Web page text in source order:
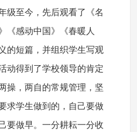
级至今，先后观看了《名
《感动中国》《春暖人
的短篇，并组织学生写观
动得到了学校领导的肯定
操，两自的常规管理，坚
求学生做到的，自己要做
要做早。一分耕耘一分收